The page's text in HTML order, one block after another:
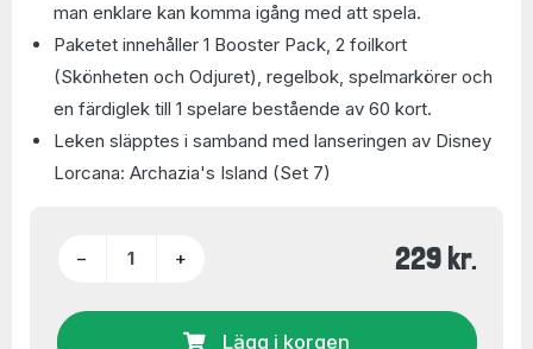
man enklare kan komma igång med att spela.
Paketet innehåller 1 Booster Pack, 2 foilkort
(Skönheten och Odjuret), regelbok, spelmarkörer och
en färdiglek till 1 spelare bestående av 60 kort.
Leken släpptes i samband med lanseringen av Disney
Lorcana: Archazia's Island (Set 7)
− + 229 kr.
Lägg i korgen